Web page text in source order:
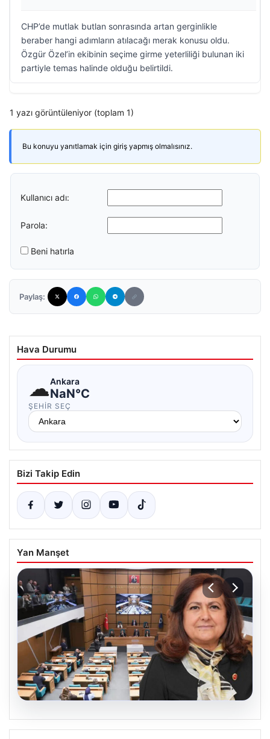
CHP’de mutlak butlan sonrasında artan gerginlikle
beraber hangi adımların atılacağı merak konusu oldu.
Özgür Özel’in ekibinin seçime girme yeterliliği bulunan iki
partiyle temas halinde olduğu belirtildi.
1 yazı görüntüleniyor (toplam 1)
Bu konuyu yanıtlamak için giriş yapmış olmalısınız.
Kullanıcı adı:
Parola:
Beni hatırla
Paylaş:
Hava Durumu
☁Ankara
NaN°C
ŞEHIR SEÇ
Bizi Takip Edin
Yan Manşet
05.08.2026
Üsküdar Belediyesi’nde başkanvekili